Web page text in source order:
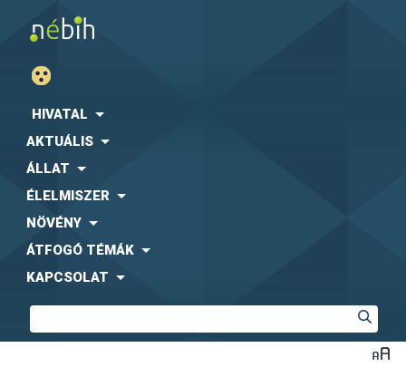
HIVATAL
AKTUÁLIS
ÁLLAT
ÉLELMISZER
NÖVÉNY
ÁTFOGÓ TÉMÁK
KAPCSOLAT